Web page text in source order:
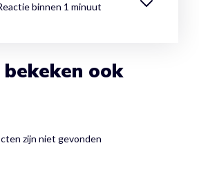
binnen 1 minuut
ook
zijn niet gevonden